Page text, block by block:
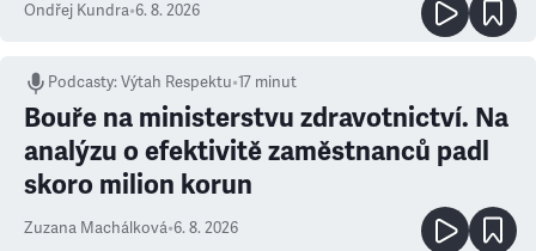
Ondřej Kundra•6. 8. 2026
Podcasty:Výtah Respektu•17 minut
Bouře na ministerstvu zdravotnictví. Na
analýzu o efektivitě zaměstnanců padl
skoro milion korun
Zuzana Machálková•6. 8. 2026